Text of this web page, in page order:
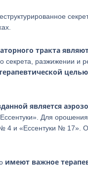
тракта
секрета, разжижении и
является
Для
4 и «Ессентуки № 17».
имеют важное